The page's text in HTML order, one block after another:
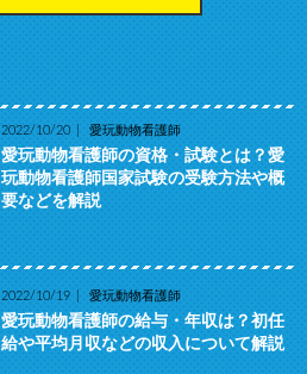
2022/10/20 愛玩動物看護師
愛玩動物看護師の資格・試験とは？愛
玩動物看護師国家試験の受験方法や概
要などを解説
2022/10/19 愛玩動物看護師
愛玩動物看護師の給与・年収は？初任
給や平均月収などの収入について解説